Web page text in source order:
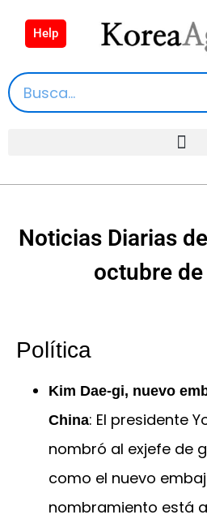
Help
Noticias Diarias
octubre
Política
Kim Dae-gi, nuevo
China: El presidente
nombró al exjefe de
como el nuevo
nombramiento está